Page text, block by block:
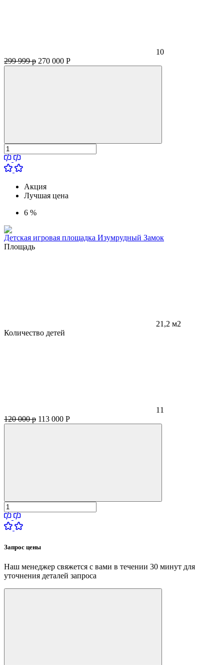
10
299 999 р 270 000 Р
Акция
Лучшая цена
6 %
Детская игровая площадка Изумрудный Замок
Площадь
21,2 м2
Количество детей
11
120 000 р 113 000 Р
Запрос цены
Наш менеджер свяжется с вами в течении 30 минут для
уточнения деталей запроса